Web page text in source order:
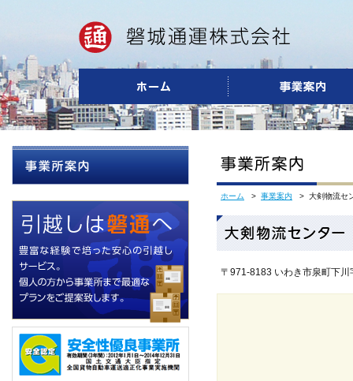
ホーム > 事業案内 > 大剣物流セ
〒971-8183 いわき市泉町下